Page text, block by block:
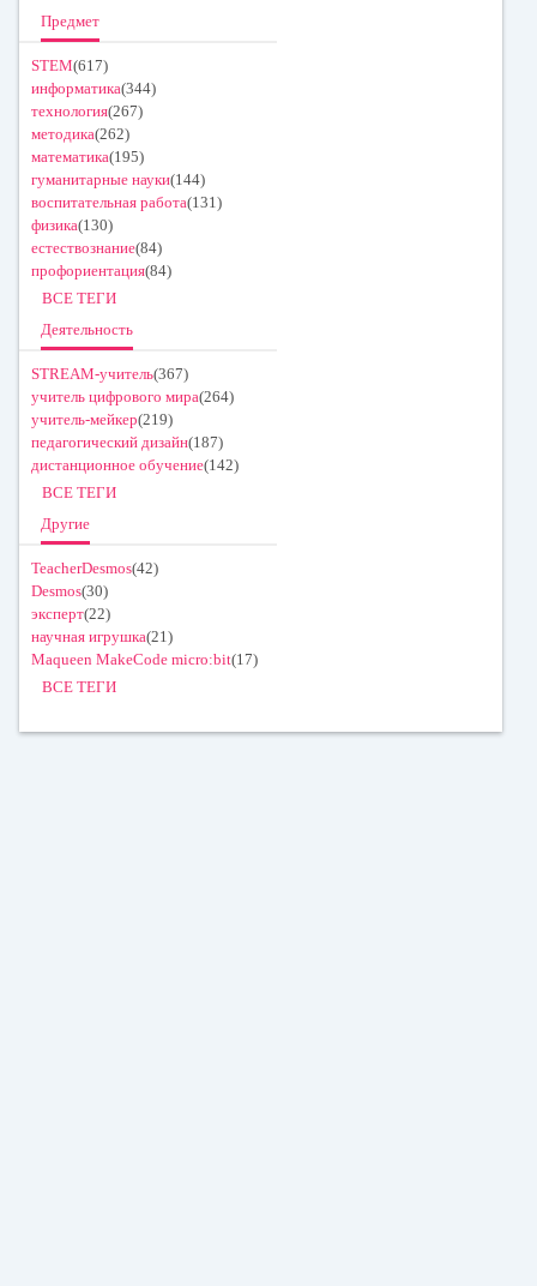
Предмет
STEM(617)
информатика(344)
технология(267)
методика(262)
математика(195)
гуманитарные науки(144)
воспитательная работа(131)
физика(130)
естествознание(84)
профориентация(84)
ВСЕ ТЕГИ
Деятельность
STREAM-учитель(367)
учитель цифрового мира(264)
учитель-мейкер(219)
педагогический дизайн(187)
дистанционное обучение(142)
ВСЕ ТЕГИ
Другие
TeacherDesmos(42)
Desmos(30)
эксперт(22)
научная игрушка(21)
Maqueen MakeCode micro:bit(17)
ВСЕ ТЕГИ